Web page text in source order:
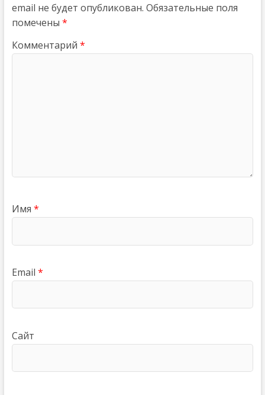
email не будет опубликован. Обязательные поля
помечены *
Комментарий *
Имя *
Email *
Сайт